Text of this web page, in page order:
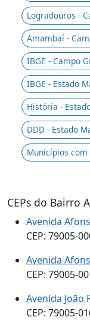
Logradouros -
Amambaí -
IBGE - Campo
IBGE - Estado
História -
DDD - Estado
Municípios com
CEPs do Bairro
Avenida
CEP: 79005-
Avenida
CEP: 79005-
Avenida João
CEP: 79005-